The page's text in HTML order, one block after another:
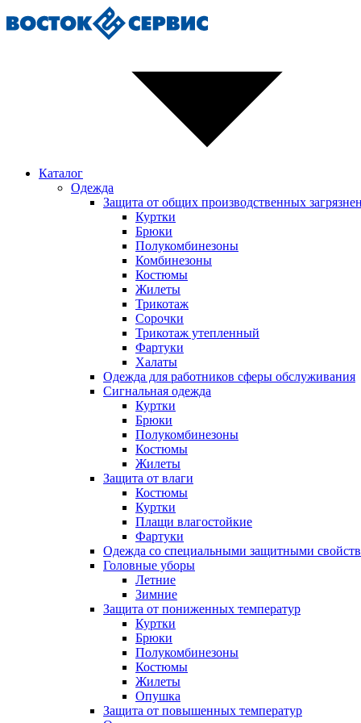
Каталог
Одежда
Защита от общих производственных
Куртки
Брюки
Полукомбинезоны
Комбинезоны
Костюмы
Жилеты
Трикотаж
Сорочки
Трикотаж утепленный
Фартуки
Халаты
Одежда для работников сферы обслуживания
Сигнальная одежда
Куртки
Брюки
Полукомбинезоны
Костюмы
Жилеты
Защита от влаги
Костюмы
Куртки
Плащи влагостойкие
Фартуки
Одежда со специальными защитными
Головные уборы
Летние
Зимние
Защита от пониженных температур
Куртки
Брюки
Полукомбинезоны
Костюмы
Жилеты
Опушка
Защита от повышенных температур